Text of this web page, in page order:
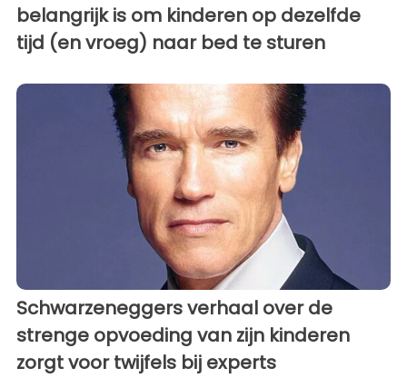
belangrijk is om kinderen op dezelfde
tijd (en vroeg) naar bed te sturen
Schwarzeneggers verhaal over de
strenge opvoeding van zijn kinderen
zorgt voor twijfels bij experts